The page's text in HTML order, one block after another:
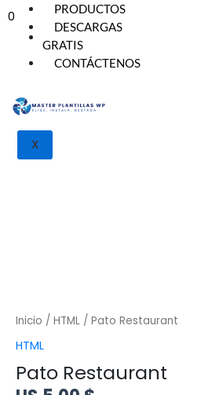
PRODUCTOS
DESCARGAS
GRATIS
CONTÁCTENOS
X
0
Inicio / HTML / Pato Restaurant
HTML
Pato Restaurant